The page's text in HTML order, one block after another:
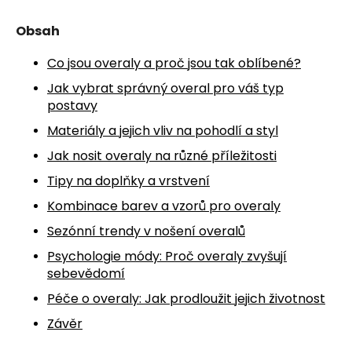
Obsah
Co jsou overaly a proč jsou tak oblíbené?
Jak vybrat správný overal pro váš typ
postavy
Materiály a jejich vliv na pohodlí a styl
Jak nosit overaly na různé příležitosti
Tipy na doplňky a vrstvení
Kombinace barev a vzorů pro overaly
Sezónní trendy v nošení overalů
Psychologie módy: Proč overaly zvyšují
sebevědomí
Péče o overaly: Jak prodloužit jejich životnost
Závěr